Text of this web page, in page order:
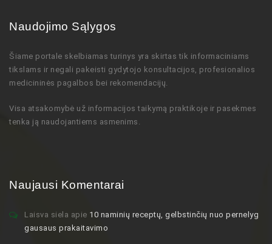
Naudojimo Sąlygos
Šiame portale skelbiamas turinys yra skirtas tik informaciniams
tikslams ir negali pakeisti gydytojo konsultacijos, profesionalios
medicininės pagalbos bei rekomendacijų
Visa atsakomybė už informacijos taikymą praktikoje ir pasekmes
tenka ją naudojantiems asmenims.
Naujausi Komentarai
Laisva siela apie 10 naminių receptų, gelbstinčių nuo pernelyg
gausaus prakaitavimo